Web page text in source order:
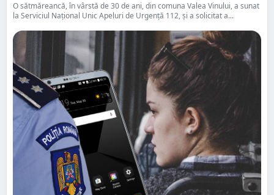
O sătmăreancă, în vârstă de 30 de ani, din comuna Valea Vinului, a sunat
la Serviciul Național Unic Apeluri de Urgență 112, și a solicitat a...